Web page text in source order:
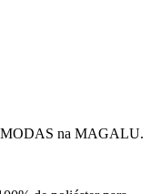
MODAS na MAGALU.